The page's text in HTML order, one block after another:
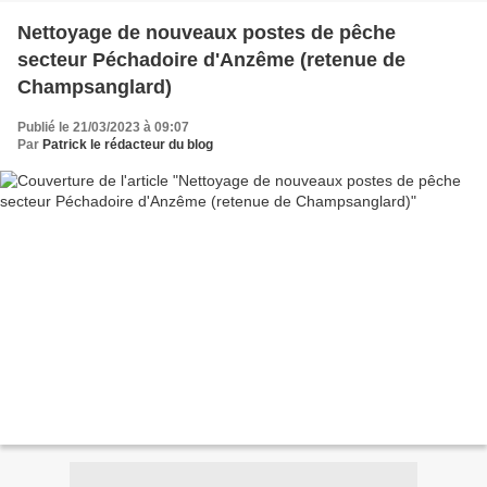
Nettoyage de nouveaux postes de pêche
secteur Péchadoire d'Anzême (retenue de
Champsanglard)
Publié le 21/03/2023 à 09:07
Par Patrick le rédacteur du blog